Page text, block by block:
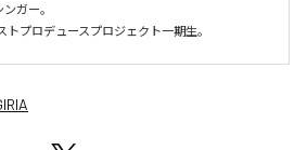
ガー。
プロデュースプロジェクト一期生。